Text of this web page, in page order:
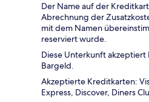
Der Name auf der
Abrechnung der
mit dem Namen
reserviert wurde.
Diese Unterkunft
Bargeld.
Akzeptierte Kreditkarten:
Express, Discover, Diners